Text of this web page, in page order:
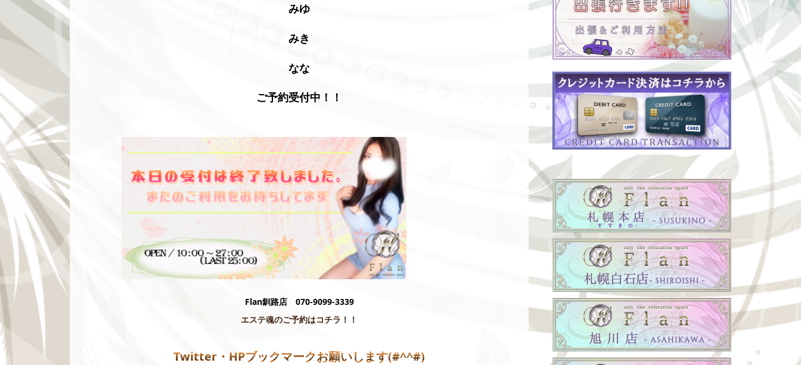
みゆ
みき
なな
ご予約受付中！！
Flan釧路店 070-9099-3339
エステ魂のご予約はコチラ！！
Twitter・HPブックマークお願いします(#^^#)